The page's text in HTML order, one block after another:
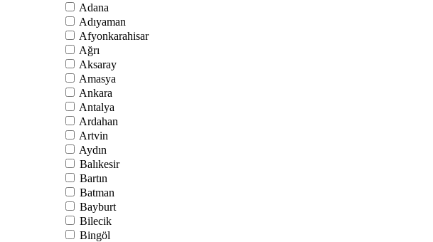
Adana
Adıyaman
Afyonkarahisar
Ağrı
Aksaray
Amasya
Ankara
Antalya
Ardahan
Artvin
Aydın
Balıkesir
Bartın
Batman
Bayburt
Bilecik
Bingöl